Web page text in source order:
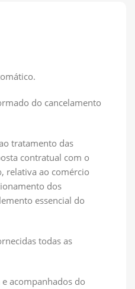
do cancelamento
tratamento das
contratual com o
relativa ao comércio
dos
essencial do
todas as
acompanhados do